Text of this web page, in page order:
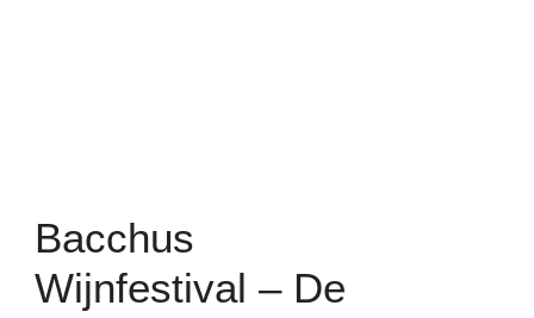
Bacchus
Wijnfestival – De